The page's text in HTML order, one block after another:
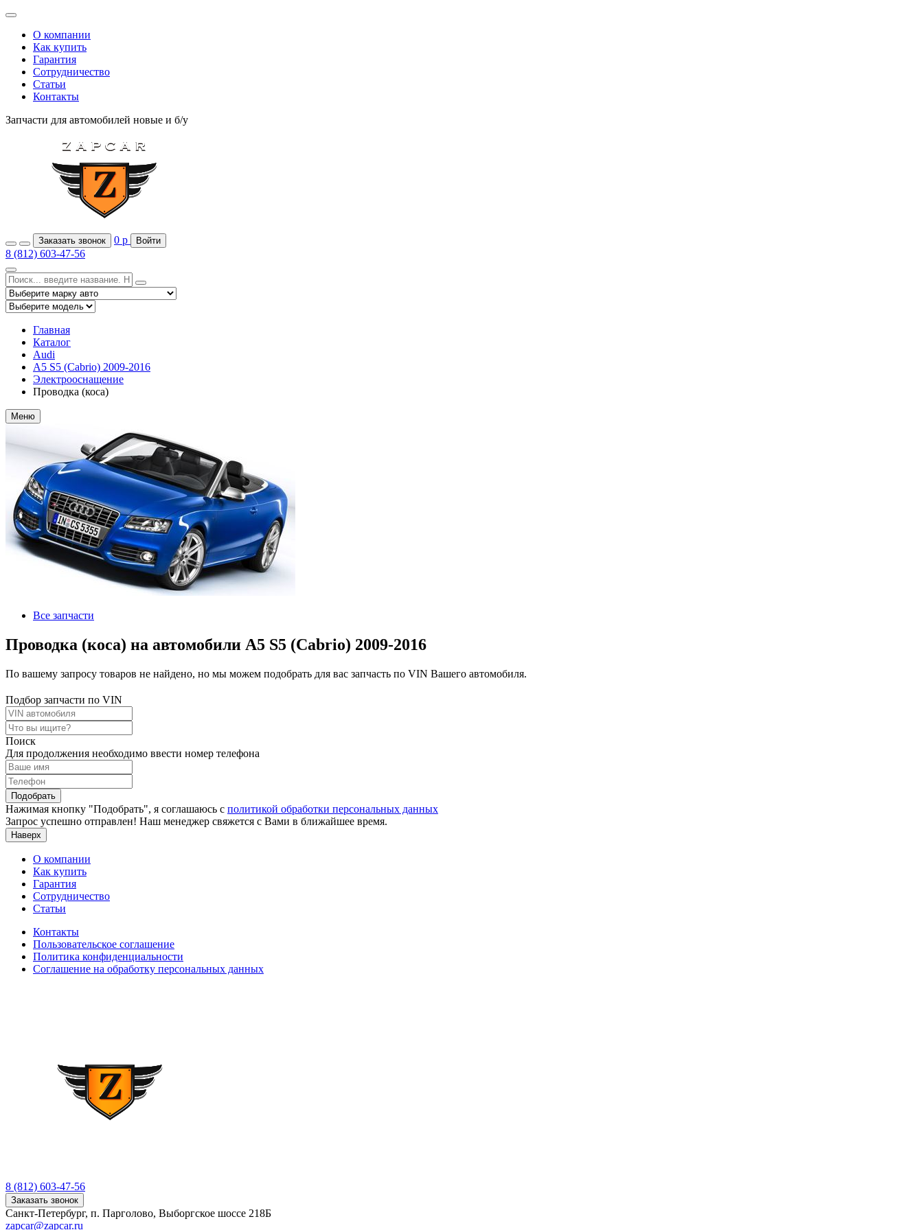
О компании
Как купить
Гарантия
Сотрудничество
Статьи
Контакты
Запчасти для автомобилей новые и б/у
Заказать звонок 0 р Войти
8 (812) 603-47-56
Главная
Каталог
Audi
A5 S5 (Cabrio) 2009-2016
Электрооснащение
Проводка (коса)
Меню
Все запчасти
Проводка (коса) на автомобили A5 S5 (Cabrio) 2009-2016
По вашему запросу товаров не найдено, но мы можем подобрать для вас запчасть по VIN Вашего автомобиля.
Подбор запчасти по VIN
Поиск
Для продолжения необходимо ввести номер телефона
Подобрать
Нажимая кнопку "Подобрать", я соглашаюсь с политикой обработки персональных данных
Запрос успешно отправлен! Наш менеджер свяжется с Вами в ближайшее время.
Наверх
О компании
Как купить
Гарантия
Сотрудничество
Статьи
Контакты
Пользовательское соглашение
Политика конфиденциальности
Соглашение на обработку персональных данных
8 (812) 603-47-56
Заказать звонок
Санкт-Петербург, п. Парголово, Выборгское шоссе 218Б
zapcar@zapcar.ru